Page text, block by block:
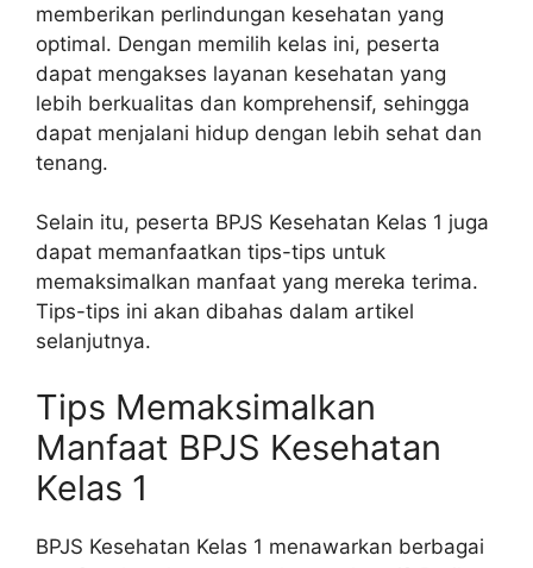
memberikan perlindungan kesehatan yang
optimal. Dengan memilih kelas ini, peserta
dapat mengakses layanan kesehatan yang
lebih berkualitas dan komprehensif, sehingga
dapat menjalani hidup dengan lebih sehat dan
tenang.
Selain itu, peserta BPJS Kesehatan Kelas 1 juga
dapat memanfaatkan tips-tips untuk
memaksimalkan manfaat yang mereka terima.
Tips-tips ini akan dibahas dalam artikel
selanjutnya.
Tips Memaksimalkan
Manfaat BPJS Kesehatan
Kelas 1
BPJS Kesehatan Kelas 1 menawarkan berbagai